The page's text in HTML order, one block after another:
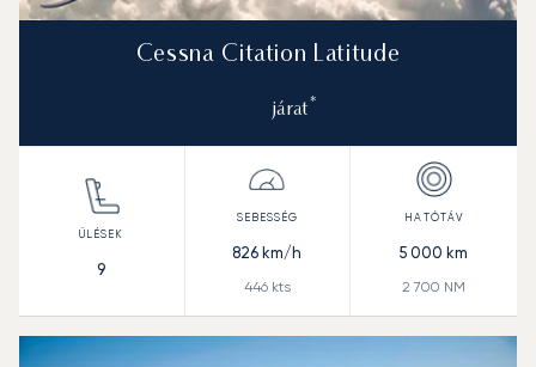
Cessna Citation Latitude
járat*
9
826 km/h
446kts
5 000 km
2 700 NM